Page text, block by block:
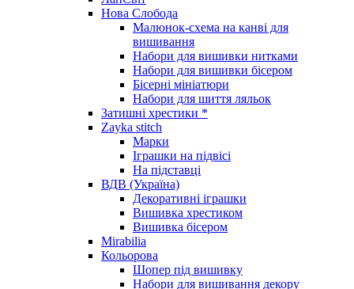
Нова Слобода
Малюнок-схема на канві для
вишивання
Набори для вишивки нитками
Набори для вишивки бісером
Бісерні мініатюри
Набори для шиття ляльок
Затишні хрестики *
Zayka stitch
Марки
Іграшки на підвісі
На підставці
ВДВ (Україна)
Декоративні іграшки
Вишивка хрестиком
Вишивка бісером
Mirabilia
Кольорова
Шопер під вишивку
Набори для вишивання декору